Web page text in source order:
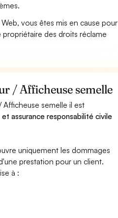
vous êtes mis en cause pour
propriétaire des droits réclame
/ Afficheuse semelle
semelle il est
assurance responsabilité civile
uniquement les dommages
prestation pour un client.
à :